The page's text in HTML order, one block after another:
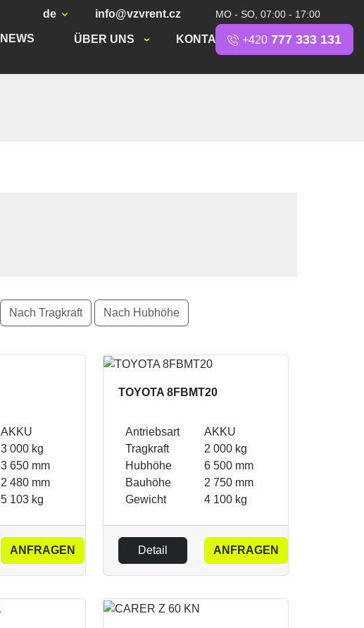
NEWS ÜBER UNS KONTAKT
de info@vzvrent.cz MO - SO, 07:00 - 17:00
+420 777 333 131
Nach Tragkraft Nach Hubhöhe
AKKU
3 000 kg
3 650 mm
2 480 mm
5 103 kg
ANFRAGEN
TOYOTA 8FBMT20
Antriebsart
AKKU
Tragkraft
2 000 kg
Hubhöhe
6 500 mm
Bauhöhe
2 750 mm
Gewicht
4 100 kg
Detail ANFRAGEN